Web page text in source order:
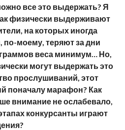
все это выдержать? Я
физически выдерживают
на которых иногда
по-моему, теряют за дни
веса минимум… Но,
могут выдержать это
прослушиваний, этот
поначалу марафон? Как
внимание не ослабевало,
конкурсанты играют